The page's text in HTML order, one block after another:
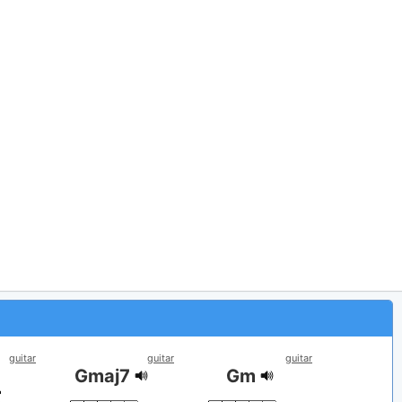
guitar guitar
Gmaj7
guitar
Gm